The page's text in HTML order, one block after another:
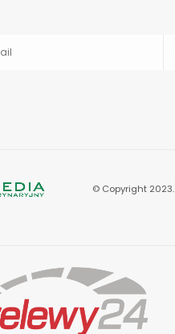
© Copyright